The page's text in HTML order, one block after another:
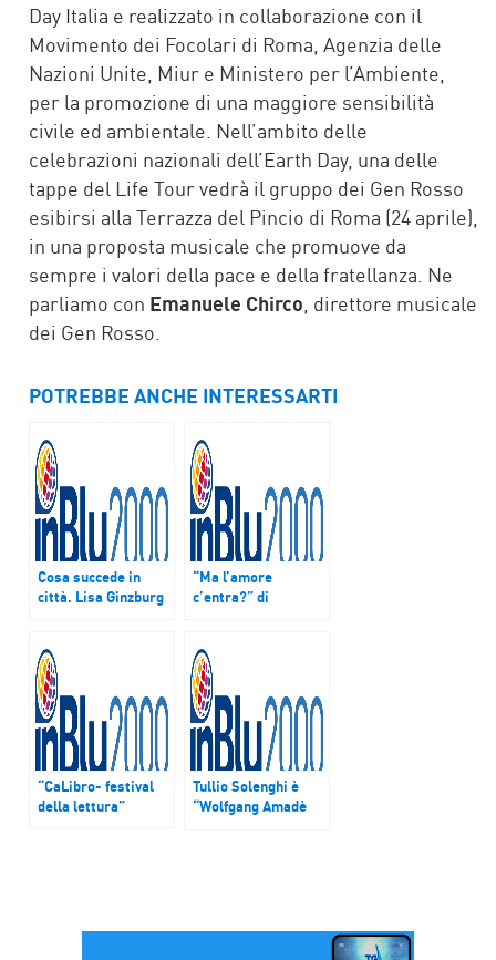
Day Italia e realizzato in collaborazione con il
Movimento dei Focolari di Roma, Agenzia delle
Nazioni Unite, Miur e Ministero per l’Ambiente,
per la promozione di una maggiore sensibilità
civile ed ambientale. Nell’ambito delle
celebrazioni nazionali dell’Earth Day, una delle
tappe del Life Tour vedrà il gruppo dei Gen Rosso
esibirsi alla Terrazza del Pincio di Roma (24 aprile),
in una proposta musicale che promuove da
sempre i valori della pace e della fratellanza. Ne
parliamo con Emanuele Chirco , direttore musicale
dei Gen Rosso.
POTREBBE ANCHE INTERESSARTI
Cosa succede in
città. Lisa Ginzburg
2018
“Ma l’amore
c’entra?” di
“CaLibro- festival
della lettura”
Tullio Solenghi è
“Wolfgang Amadè